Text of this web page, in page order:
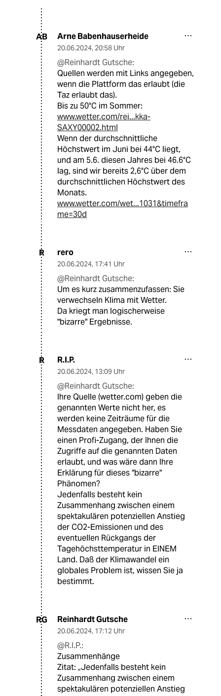
AB Arne Babenhauserheide
20.06.2024, 20:58 Uhr
@Reinhardt Gutsche:
Quellen werden mit Links angegeben,
wenn die Plattform das erlaubt (die
Taz erlaubt das).
Bis zu 50°C im Sommer:
www.wetter.com/rei...kka-
SAXY00002.html
Wenn der durchschnittliche
Höchstwert im Juni bei 44°C liegt,
und am 5.6. diesen Jahres bei 46.6°C
lag, sind wir bereits 2,6°C über dem
durchschnittlichen Höchstwert des
Monats.
www.wetter.com/wet...1031&timefra
me=30d
R rero
20.06.2024, 17:41 Uhr
@Reinhardt Gutsche:
Um es kurz zusammenzufassen: Sie
verwechseln Klima mit Wetter.
Da kriegt man logischerweise
"bizarre" Ergebnisse.
R R.I.P.
20.06.2024, 13:09 Uhr
@Reinhardt Gutsche:
Ihre Quelle (wetter.com) geben die
genannten Werte nicht her, es
werden keine Zeiträume für die
Messdaten angegeben. Haben Sie
einen Profi-Zugang, der Ihnen die
Zugriffe auf die genannten Daten
erlaubt, und was wäre dann Ihre
Erklärung für dieses "bizarre"
Phänomen?
Jedenfalls besteht kein
Zusammenhang zwischen einem
spektakulären potenziellen Anstieg
der CO2-Emissionen und des
eventuellen Rückgangs der
Tagehöchsttemperatur in EINEM
Land. Daß der Klimawandel ein
globales Problem ist, wissen Sie ja
bestimmt.
RG Reinhardt Gutsche
20.06.2024, 17:12 Uhr
@R.I.P.:
Zusammenhänge
Zitat: „Jedenfalls besteht kein
Zusammenhang zwischen einem
spektakulären potenziellen Anstieg